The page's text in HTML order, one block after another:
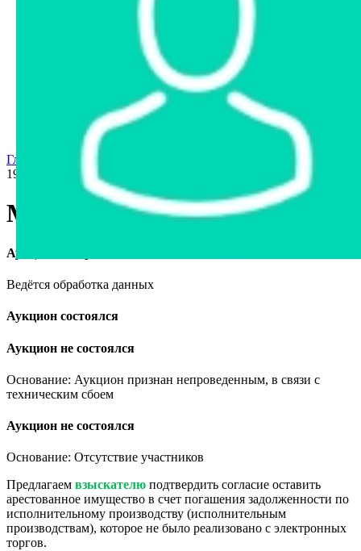
Интернет-витрина
Арестованное имущество
Реестр несостоявшихся торгов
Реестр переоценок
Государственное имущество
Главная страница
1995
Mazda Xedos 6, 1995
Аукцион завершён
Ведётся обработка данных
Аукцион состоялся
Аукцион не состоялся
Основание: Аукцион признан непроведенным, в связи с
техническим сбоем
Аукцион не состоялся
Основание: Отсутствие участников
Предлагаем взыскателю подтвердить согласие оставить
арестованное имущество в счет погашения задолженности по
исполнительному производству (исполнительным
производствам), которое не было реализовано с электронных
торгов.